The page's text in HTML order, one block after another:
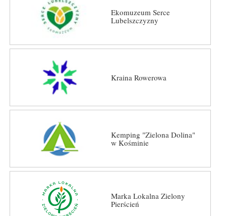
Ekomuzeum Serce
Lubelszczyzny
Kraina Rowerowa
Kemping "Zielona Dolina"
w Kośminie
Marka Lokalna Zielony
Pierścień